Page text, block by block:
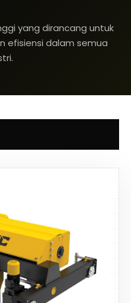
yang dirancang untuk
efisiensi dalam semua